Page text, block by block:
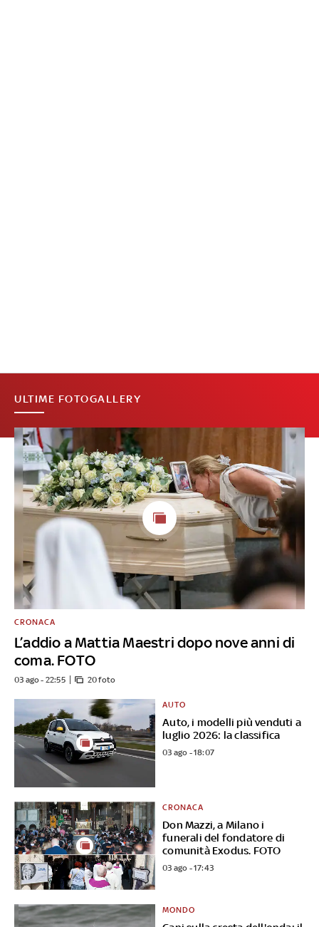
ULTIME FOTOGALLERY
L’addio a Mattia Maestri dopo nove anni di
coma. FOTO
CRONACA
03 ago - 22:55 20 foto
Auto, i modelli più venduti a
luglio 2026: la classifica
AUTO
03 ago - 18:07
Don Mazzi, a Milano i
funerali del fondatore di
comunità Exodus. FOTO
CRONACA
03 ago - 17:43
MONDO